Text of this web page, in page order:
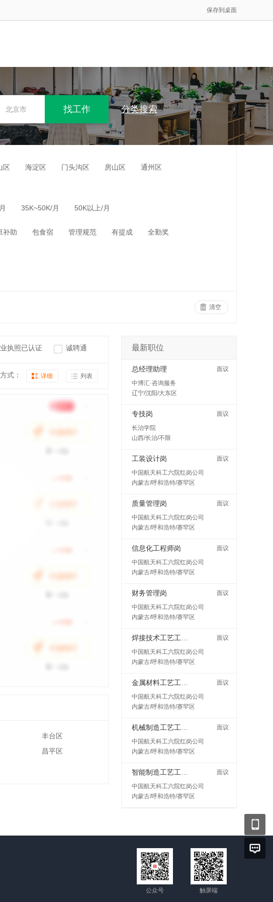
保存到桌面
北京市 分类搜索
区 海淀区 门头沟区 房山区 通州区
35K~50K/月 50K以上/月
补助 包食宿 管理规范 有提成 全勤奖
清空
执照已认证 诚聘通
式： 详细 列表
丰台区
昌平区
最新职位
总经理助理
面议
中博汇·咨询服务
辽宁/沈阳/大东区
专技岗
面议
长治学院
山西/长治/不限
工装设计岗
面议
中国航天科工六院红岗公司
内蒙古/呼和浩特/赛罕区
质量管理岗
面议
中国航天科工六院红岗公司
内蒙古/呼和浩特/赛罕区
信息化工程师岗
面议
中国航天科工六院红岗公司
内蒙古/呼和浩特/赛罕区
财务管理岗
面议
中国航天科工六院红岗公司
内蒙古/呼和浩特/赛罕区
面议
中国航天科工六院红岗公司
内蒙古/呼和浩特/赛罕区
面议
中国航天科工六院红岗公司
内蒙古/呼和浩特/赛罕区
面议
中国航天科工六院红岗公司
内蒙古/呼和浩特/赛罕区
面议
中国航天科工六院红岗公司
内蒙古/呼和浩特/赛罕区
公众号 触屏端